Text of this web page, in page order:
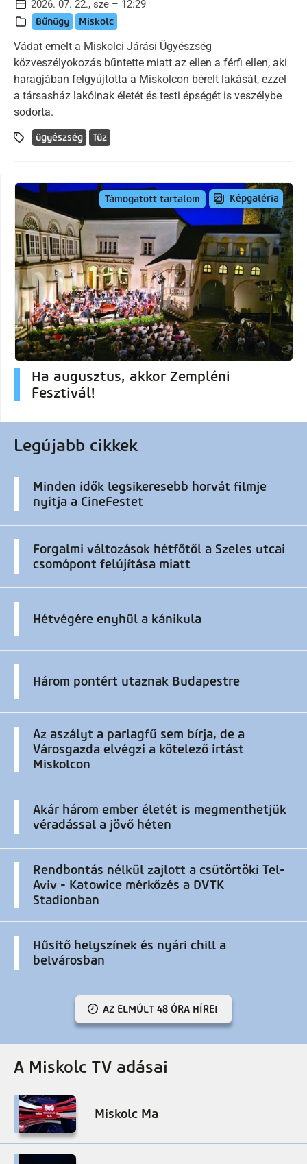
2026. 07. 22., sze – 12:29
Bűnügy Miskolc
Vádat emelt a Miskolci Járási Ügyészség
közveszélyokozás bűntette miatt az ellen a férfi ellen, aki
haragjában felgyújtotta a Miskolcon bérelt lakását, ezzel
a társasház lakóinak életét és testi épségét is veszélybe
sodorta.
ügyészség Tűz
Támogatott tartalom Képgaléria
Ha augusztus, akkor Zempléni
Fesztivál!
Legújabb cikkek
Minden idők legsikeresebb horvát filmje
nyitja a CineFestet
Forgalmi változások hétfőtől a Szeles utcai
csomópont felújítása miatt
Hétvégére enyhül a kánikula
Három pontért utaznak Budapestre
Az aszályt a parlagfű sem bírja, de a
Városgazda elvégzi a kötelező irtást
Miskolcon
Akár három ember életét is megmenthetjük
véradással a jövő héten
Rendbontás nélkül zajlott a csütörtöki Tel-
Aviv - Katowice mérkőzés a DVTK
Stadionban
Hűsítő helyszínek és nyári chill a
belvárosban
AZ ELMÚLT 48 ÓRA HÍREI
A Miskolc TV adásai
Miskolc Ma